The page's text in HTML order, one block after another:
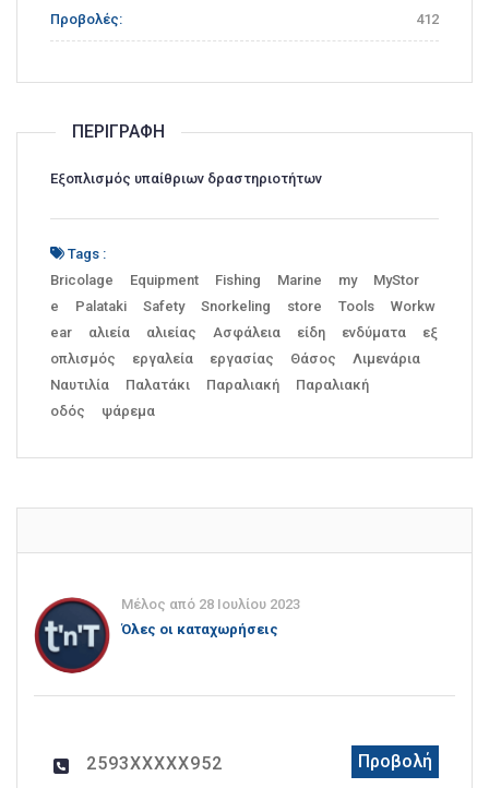
Προβολές: 412
ΠΕΡΙΓΡΑΦΉ
Εξοπλισμός υπαίθριων δραστηριοτήτων
Tags :
Bricolage
Equipment Fishing Marine my
MyStor
e
Palataki Safety Snorkeling store Tools
Workw
ear
αλιεία αλιείας Ασφάλεια είδη ενδύματα
εξ
οπλισμός
εργαλεία εργασίας Θάσος
Λιμενάρια
Ναυτιλία
Παλατάκι Παραλιακή
Παραλιακή
οδός
ψάρεμα
Μέλος από 28 Ιουλίου 2023
Όλες οι καταχωρήσεις
2593XXXXX952
Προβολή